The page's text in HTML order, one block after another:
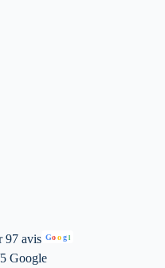
97 avis Goog l
Google